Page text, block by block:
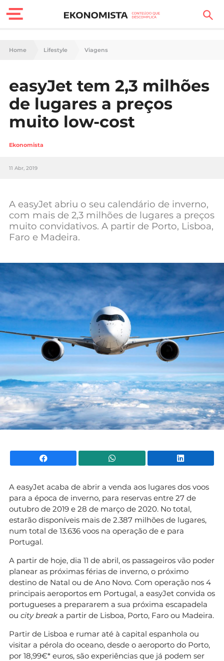
Finanças Pessoais
Carreira
Casa
Lifestyle
Sociedade
Negócios
Mundial 2026
Home Lifestyle Viagens
easyJet tem 2,3 milhões
de lugares a preços
muito low-cost
Ekonomista
11 Abr, 2019
A easyJet abriu o seu calendário de inverno,
com mais de 2,3 milhões de lugares a preços
muito convidativos. A partir de Porto, Lisboa,
Faro e Madeira.
Facebook WhatsApp
A easyJet acaba de abrir a venda aos lugares dos voos
para a época de inverno, para reservas entre 27 de
outubro de 2019 e 28 de março de 2020. No total,
estarão disponíveis mais de 2.387 milhões de lugares,
num total de 13.636 voos na operação de e para
Portugal.
A partir de hoje, dia 11 de abril, os passageiros vão poder
planear as próximas férias de inverno, o próximo
destino de Natal ou de Ano Novo. Com operação nos 4
principais aeroportos em Portugal, a easyJet convida os
portugueses a prepararem a sua próxima escapadela
ou city break a partir de Lisboa, Porto, Faro ou Madeira.
Partir de Lisboa e rumar até à capital espanhola ou
visitar a pérola do oceano, desde o aeroporto do Porto,
por 18,99€* euros, são experiências que já podem ser